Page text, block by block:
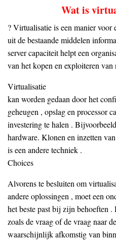
Wat is
? Virtualisatie is een manier voor
uit de bestaande middelen
server capaciteit helpt een
van het kopen en exploiteren
Virtualisatie
kan worden gedaan door het
geheugen , opslag en processor
investering te halen .
hardware. Klonen en inzetten
is een andere techniek .
Choices
Alvorens te besluiten om
andere oplossingen , moet een
het beste past bij zijn behoeften
zoals de vraag of de vraag naar
waarschijnlijk afkomstig van